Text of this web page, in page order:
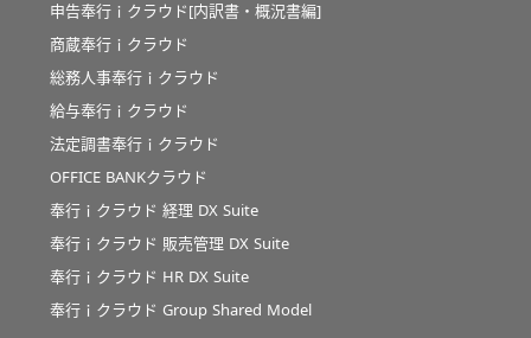
申告奉行ｉクラウド[内訳書・概況書編]
商蔵奉行ｉクラウド
総務人事奉行ｉクラウド
給与奉行ｉクラウド
法定調書奉行ｉクラウド
OFFICE BANKクラウド
奉行ｉクラウド 経理 DX Suite
奉行ｉクラウド 販売管理 DX Suite
奉行ｉクラウド HR DX Suite
奉行ｉクラウド Group Shared Model